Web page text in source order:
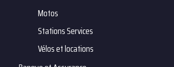
Motos
Stations Services
Vélos et locations